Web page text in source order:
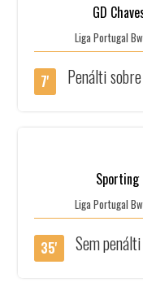
GD
Liga Portugal
7' Penálti
Sporting
Liga Portugal
35' Sem